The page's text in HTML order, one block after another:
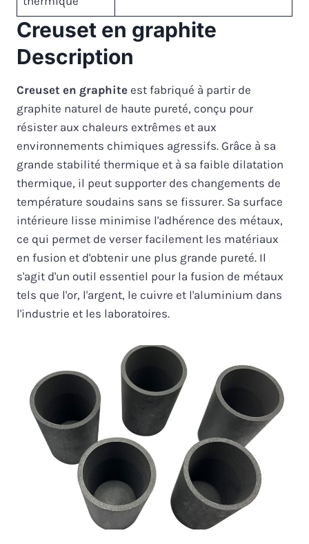
Creuset en graphite
Description
Creuset en graphite est fabriqué à partir de
graphite naturel de haute pureté, conçu pour
résister aux chaleurs extrêmes et aux
environnements chimiques agressifs. Grâce à sa
grande stabilité thermique et à sa faible dilatation
thermique, il peut supporter des changements de
température soudains sans se fissurer. Sa surface
intérieure lisse minimise l'adhérence des métaux,
ce qui permet de verser facilement les matériaux
en fusion et d'obtenir une plus grande pureté. Il
s'agit d'un outil essentiel pour la fusion de métaux
tels que l'or, l'argent, le cuivre et l'aluminium dans
l'industrie et les laboratoires.